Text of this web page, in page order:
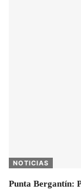
NOTICIAS
Punta Bergantín: